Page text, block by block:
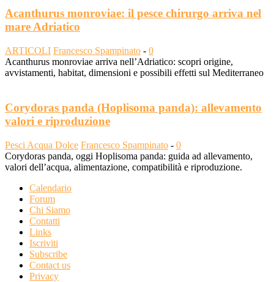
Acanthurus monroviae: il pesce chirurgo arriva nel
mare Adriatico
ARTICOLI Francesco Spampinato - 0
Acanthurus monroviae arriva nell’Adriatico: scopri origine,
avvistamenti, habitat, dimensioni e possibili effetti sul Mediterraneo
Corydoras panda (Hoplisoma panda): allevamento
valori e riproduzione
Pesci Acqua Dolce Francesco Spampinato - 0
Corydoras panda, oggi Hoplisoma panda: guida ad allevamento,
valori dell’acqua, alimentazione, compatibilità e riproduzione.
Calendario
Forum
Chi Siamo
Contatti
Links
Iscriviti
Subscribe
Contact us
Privacy